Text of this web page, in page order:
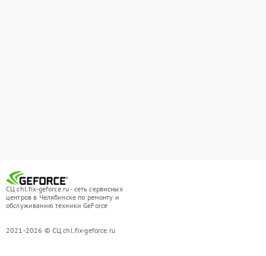
СЦ chl.fix-geforce.ru - сеть сервисных
центров в Челябинске по ремонту и
обслуживанию техники GeForce
2021-2026 © СЦ chl.fix-geforce.ru